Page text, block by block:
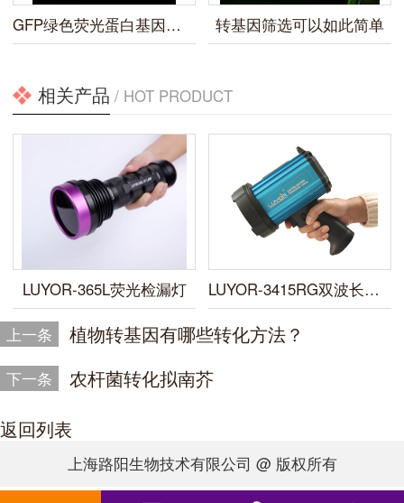
GFP绿色荧光蛋白基因标记的观察方法 转基因筛选可以如此简单
相关产品 / HOT PRODUCT
LUYOR-365L荧光检漏灯 LUYOR-3415RG双波长便携式荧光蛋白激发光源
上一条 植物转基因有哪些转化方法？
下一条
农杆菌转化拟南芥
返回列表
上海路阳生物技术有限公司 @ 版权所有